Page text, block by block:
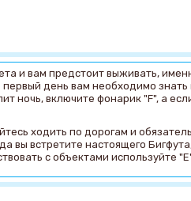
и вам предстоит выживать,
день вам необходимо
ночь, включите фонарик "F", а
ходить по дорогам и
вы встретите настоящего
с объектами используйте